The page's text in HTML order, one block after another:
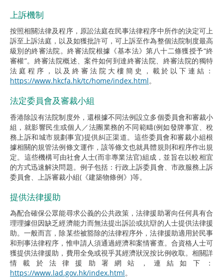
上訴機制
按照相關法律及程序，原訟法庭在民事法律程序中所作的決定可上
訴至上訴法庭，以及如獲批許可，可上訴至作為整個法院制度最高
級別的終審法院。終審法院根據《基本法》第八十二條獲授予“終
審權”。終審法院概述、案件如何到達終審法院、終審法院的獨特
法庭程序，以及終審法院大樓簡史，載於以下連結：
https://www.hkcfa.hk/tc/home/index.html。
法定委員會及審裁小組
香港除設有法院制度外，還根據不同法例設立多個委員會和審裁小
組，就影響民生或個人／法團業務的不同範疇(例如發牌事宜、稅
務上訴和城市規劃事宜)提供糾正渠道。這些委員會和審裁小組根
據相關的規管法例條文運作，該等條文也就具體規則和程序作出規
定。這些機構可由社會人士(而非專業法官)組成，並旨在以較相宜
的方式迅速解決問題。例子包括：行政上訴委員會、市政服務上訴
委員會、上訴審裁小組(《建築物條例》)等。
提供法律援助
為配合確保公眾能尋求公義的公共政策，法律援助署向任何具有合
理理據但因缺乏經濟能力而無法提出訴訟或抗辯的人士提供法律援
助。一般而言，除某些被豁除的法律程序外，法律援助適用於民事
和刑事法律程序，惟申請人須通過經濟和案情審查。合資格人士可
獲提供法律援助，費用全免或視乎其經濟狀況按比例收取。相關詳
情載於法律援助署網站，連結如下：
https://www.lad.gov.hk/index.html。